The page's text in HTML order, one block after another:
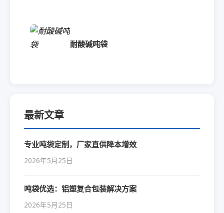
耐酸碱吨袋
最新文章
专业吨袋定制，厂家直供降本增效
2026年5月25日
吨袋优选：铝塑复合包装解决方案
2026年5月25日